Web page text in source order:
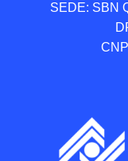
SEDE: SBN